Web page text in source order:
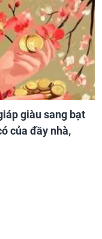
giàu sang bạt
của đầy nhà,